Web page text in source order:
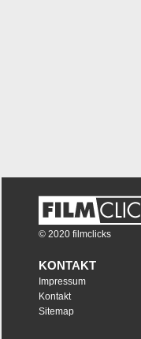
© 2020 filmclicks
KONTAKT
Impressum
Kontakt
Sitemap